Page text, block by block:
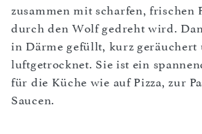
zusammen mit scharfen, frischen
durch den Wolf gedreht wird.
in Därme gefüllt, kurz geräuchert
luftgetrocknet. Sie ist ein
für die Küche wie auf Pizza, zur
Saucen.